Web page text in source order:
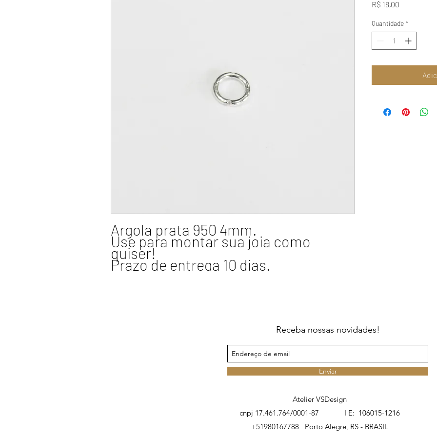
Argola prata 950 4mm.
Use para montar sua joia como
quiser!
Prazo de entrega 10 dias.
R$ 18,00
Quantidade *
Receba nossas novidades!
Enviar
Atelier VSDesign
cnpj 17.461.764/0001-87 I E: 106015-1216
+51980167788 Porto Alegre, RS - BRASIL